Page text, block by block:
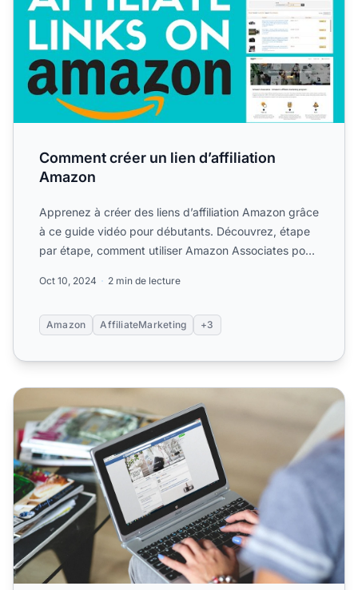
Comment créer un lien d’affiliation
Amazon
Apprenez à créer des liens d’affiliation Amazon grâce
à ce guide vidéo pour débutants. Découvrez, étape
par étape, comment utiliser Amazon Associates pour
Oct 10, 2024 2 min de lecture
Amazon AffiliateMarketing +3
Marketing d’affiliation sur Facebook : Guide étape par